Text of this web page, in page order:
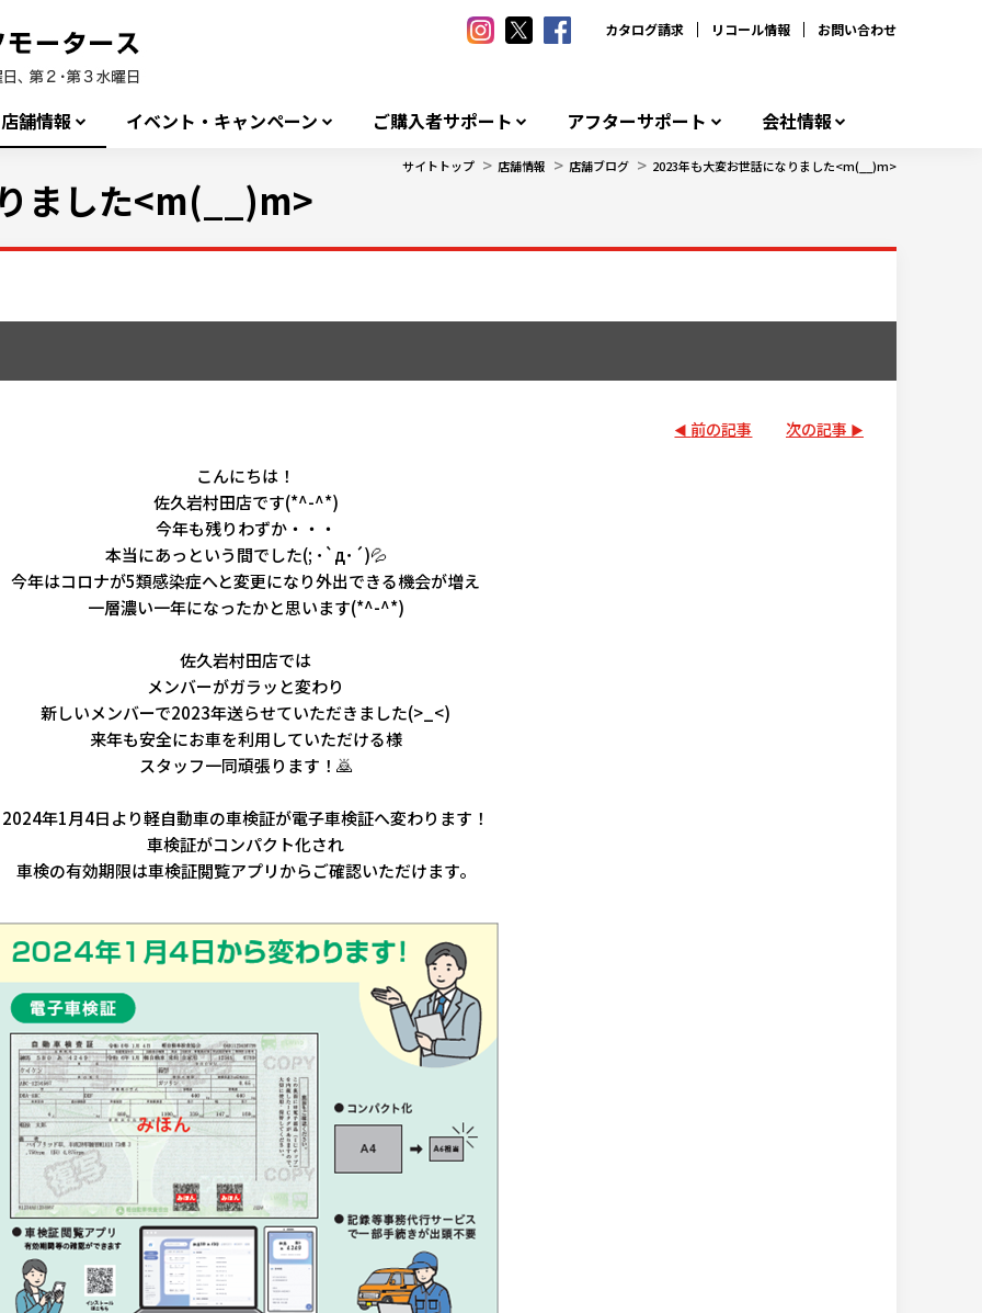
カタログ請求 リコール情報 お問い合わせ
店舗情報 イベント・キャンペーン ご購入者サポート アフターサポート 会社情報
サイトトップ > 店舗情報 > 店舗ブログ > 2023年も大変お世話になりました<m(__)m>
ました<m(__)m>
前の記事 次の記事
こんにちは！
佐久岩村田店です(*^-^*)
今年も残りわずか・・・
本当にあっという間でした(; ･`д･´)💦
今年はコロナが5類感染症へと変更になり外出できる機会が増え
一層濃い一年になったかと思います(*^-^*)
佐久岩村田店では
メンバーがガラッと変わり
新しいメンバーで2023年送らせていただきました(>_<)
来年も安全にお車を利用していただける様
スタッフ一同頑張ります！🙇
2024年1月4日より軽自動車の車検証が電子車検証へ変わります！
車検証がコンパクト化され
車検の有効期限は車検証閲覧アプリからご確認いただけます。